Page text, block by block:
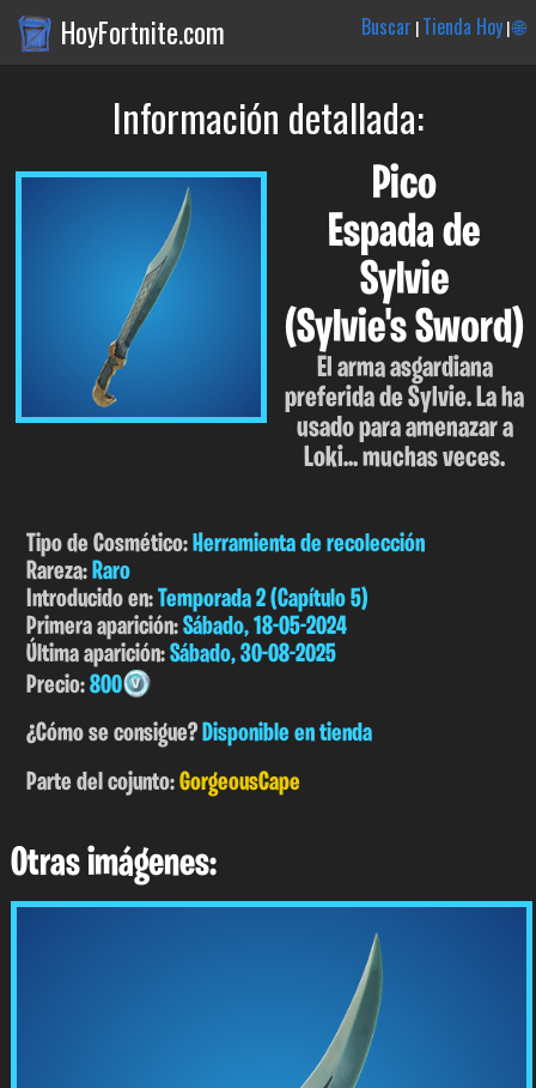
HoyFortnite.com Buscar |Tienda Hoy|🌐
Información detallada:
Pico
Espada de
Sylvie
(Sylvie's Sword)
El arma asgardiana
preferida de Sylvie. La ha
usado para amenazar a
Loki... muchas veces.
Tipo de Cosmético:Herramienta de recolección
Rareza:Raro
Introducido en:Temporada 2 (Capítulo 5)
Primera aparición:Sábado, 18-05-2024
Última aparición:Sábado, 30-08-2025
Precio:800
¿Cómo se consigue?Disponible en tienda
Parte del cojunto:GorgeousCape
Otras imágenes: